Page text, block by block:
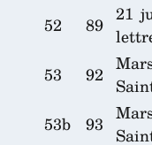
52
89 21
53
92
53b
93